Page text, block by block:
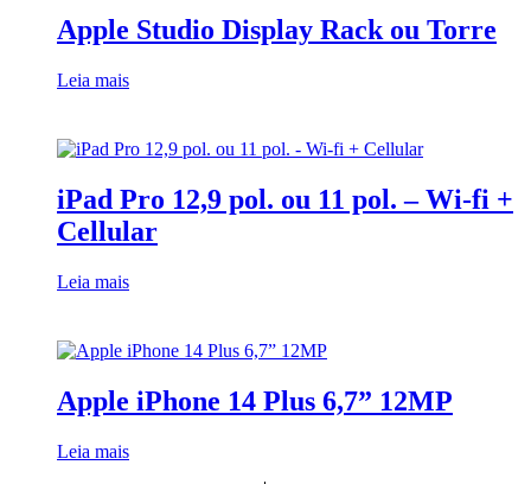
Apple Studio Display Rack ou Torre
Leia mais
iPad Pro 12,9 pol. ou 11 pol. – Wi-fi +
Cellular
Leia mais
Apple iPhone 14 Plus 6,7” 12MP
Leia mais